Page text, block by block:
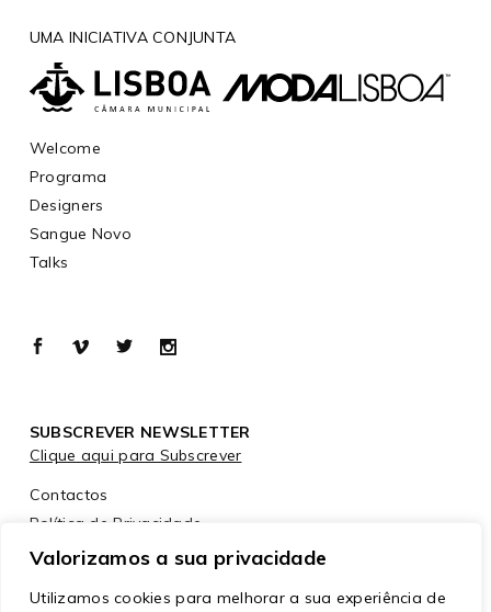
Valorizamos a sua privacidade
Utilizamos cookies para melhorar a sua experiência de
UMA INICIATIVA CONJUNTA
Welcome
Programa
Designers
Sangue Novo
Talks
SUBSCREVER NEWSLETTER
Clique aqui para Subscrever
Contactos
Política de Privacidade
Política de Cookies